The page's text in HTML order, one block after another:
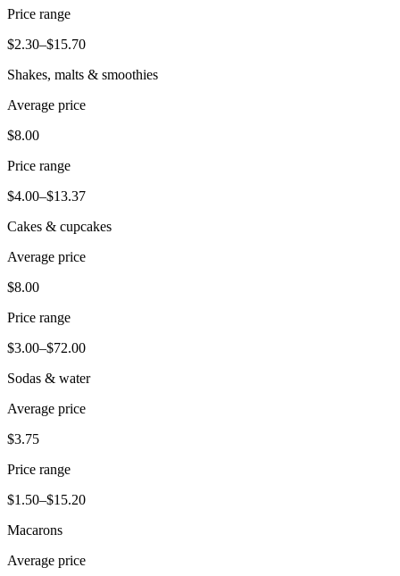
Hardware
Pagos
Clientes
Personal
Desarrollador
Lo último
Descripción general
Tipos
Cafés
Servicio rápido
Bares y cervecerías
Price range
$2.30–$15.70
Shakes, malts & smoothies
Average price
$8.00
Price range
$4.00–$13.37
Cakes & cupcakes
Average price
$8.00
Price range
$3.00–$72.00
Sodas & water
Average price
$3.75
Price range
$1.50–$15.20
Macarons
Average price